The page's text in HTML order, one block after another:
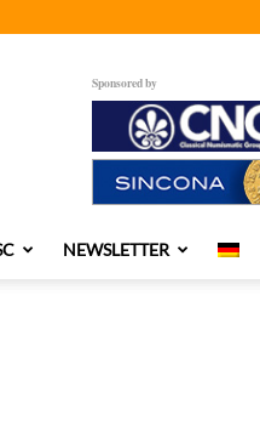
Sponsored by
NEWSLETTER